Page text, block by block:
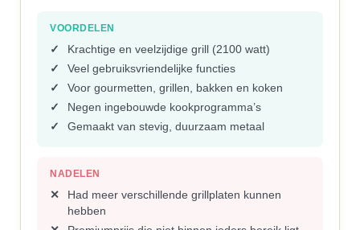
VOORDELEN
Krachtige en veelzijdige grill (2100 watt)
Veel gebruiksvriendelijke functies
Voor gourmetten, grillen, bakken en koken
Negen ingebouwde kookprogramma’s
Gemaakt van stevig, duurzaam metaal
NADELEN
Had meer verschillende grillplaten kunnen
hebben